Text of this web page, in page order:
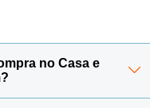
no Casa e